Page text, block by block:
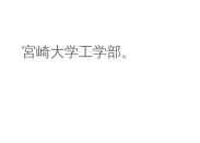
宮崎大学工学部。